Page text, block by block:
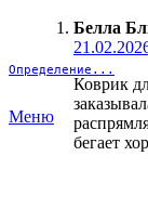
Определение...
Меню
Белла
Коврик
бегает